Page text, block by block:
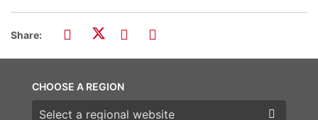
Share:
CHOOSE A REGION
Choose a region